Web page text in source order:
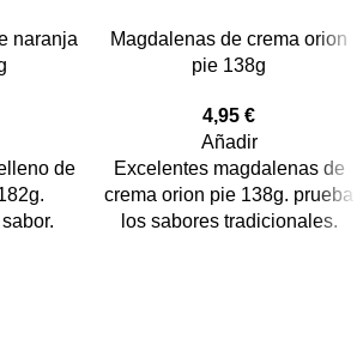
naranja
de
Magdalenas de crema orion
pie 138g
4,95 €
Añadir
Excelentes magdalenas de
crema orion pie 138g. prueba
los sabores tradicionales.